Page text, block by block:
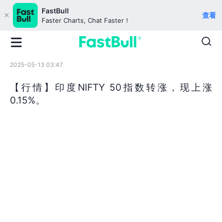
FastBull
Faster Charts, Chat Faster！
查看
2025-05-13 03:47
【行情】印度NIFTY 50指数转涨，现上涨
0.15%。